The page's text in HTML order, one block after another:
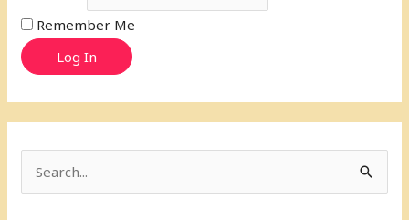
Remember Me
Log In